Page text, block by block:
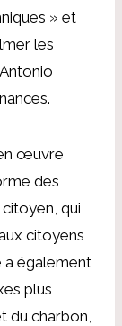
» et
les
œuvre
des
qui
citoyens
a également
plus
du charbon,